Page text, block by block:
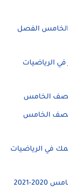
الخامس الفصل
الرياضيات
الخامس
الخامس
في الرياضيات
2021